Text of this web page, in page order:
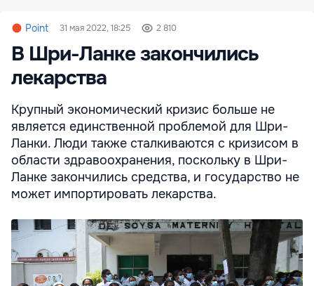
Point 31 мая 2022, 18:25 2 810
В Шри-Ланке закончились
лекарства
Крупный экономический кризис больше не
является единственной проблемой для Шри-
Ланки. Люди также сталкиваются с кризисом в
области здравоохранения, поскольку в Шри-
Ланке закончились средства, и государство не
может импортировать лекарства.